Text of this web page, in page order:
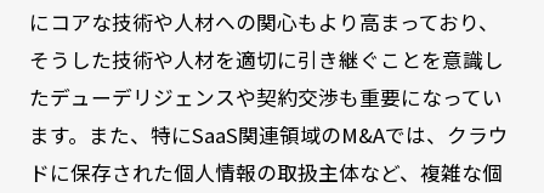
にコアな技術や人材への関心もより高まっており、
そうした技術や人材を適切に引き継ぐことを意識し
たデューデリジェンスや契約交渉も重要になってい
ます。また、特にSaaS関連領域のM&Aでは、クラウ
ドに保存された個人情報の取扱主体など、複雑な個